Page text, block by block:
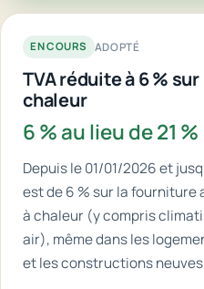
EN COURS ADOPTÉ
TVA réduite à 6 %
chaleur
6 % au lieu de 21 %
Depuis le 01/01/2026 et
est de 6 % sur la fourniture
à chaleur (y compris
air), même dans les
et les constructions